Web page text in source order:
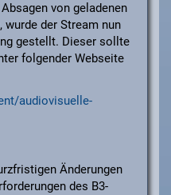
von geladenen
wurde der Stream nun
gestellt. Dieser sollte
folgender Webseite
audiovisuelle-
Änderungen
des B3-